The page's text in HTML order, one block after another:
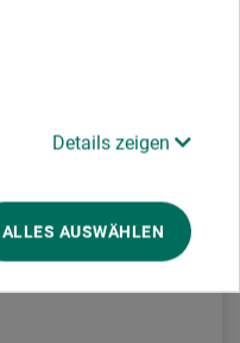
Details zeigen
ALLES AUSWÄHLEN